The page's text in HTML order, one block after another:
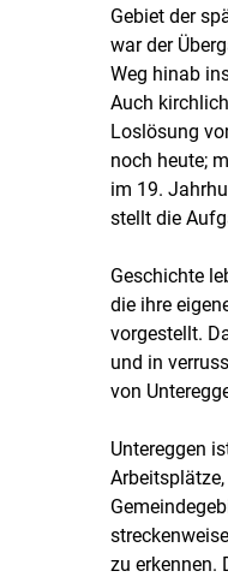
Gebiet der
war der
Weg hinab
Auch
Loslösung
noch heute;
im 19.
stellt die
Geschichte
die ihre
vorgestellt.
und in
von
Untereggen
zu erkennen.